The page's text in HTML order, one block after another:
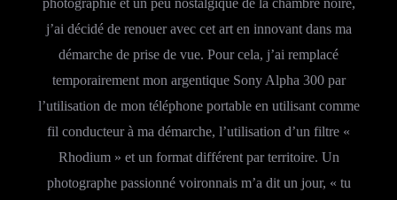
photographie et un peu nostalgique de la chambre noire,
j’ai décidé de renouer avec cet art en innovant dans ma
démarche de prise de vue. Pour cela, j’ai remplacé
temporairement mon argentique Sony Alpha 300 par
l’utilisation de mon téléphone portable en utilisant comme
fil conducteur à ma démarche, l’utilisation d’un filtre «
Rhodium » et un format différent par territoire. Un
photographe passionné voironnais m’a dit un jour, « tu